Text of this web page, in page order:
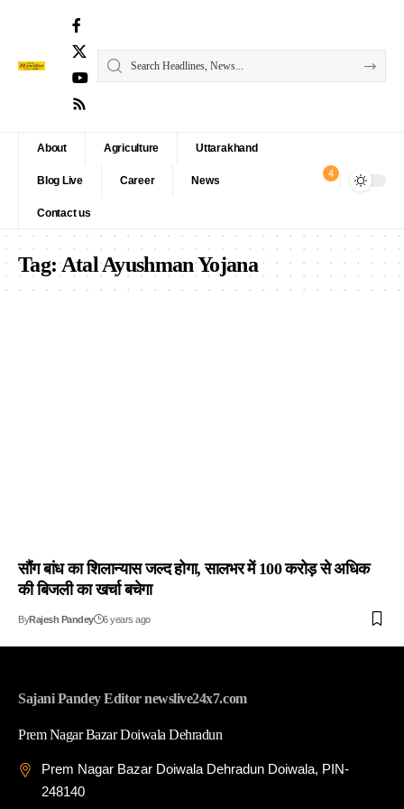
About Agriculture Uttarakhand
Blog Live Career News
Contact us
4
Tag:Atal Ayushman Yojana
सौंग बांध का शिलान्यास जल्द होगा, सालभर में 100 करोड़ से अधिक
की बिजली का खर्चा बचेगा
ByRajesh Pandey 6 years ago
Sajani Pandey Editor newslive24x7.com
Prem Nagar Bazar Doiwala Dehradun
Prem Nagar Bazar Doiwala Dehradun Doiwala, PIN-
248140